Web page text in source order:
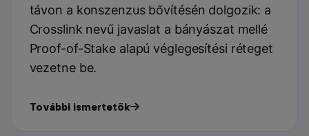
távon a konszenzus bővítésén dolgozik: a
Crosslink nevű javaslat a bányászat mellé
Proof-of-Stake alapú véglegesítési réteget
vezetne be.
További ismertetők